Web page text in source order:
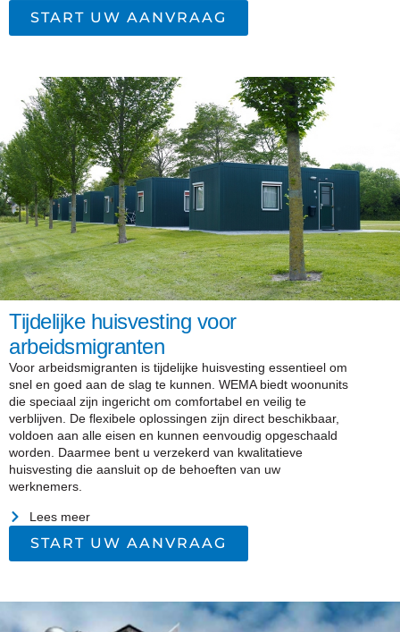
START UW AANVRAAG
Tijdelijke huisvesting voor
arbeidsmigranten
Voor arbeidsmigranten is tijdelijke huisvesting essentieel om
snel en goed aan de slag te kunnen. WEMA biedt woonunits
die speciaal zijn ingericht om comfortabel en veilig te
verblijven. De flexibele oplossingen zijn direct beschikbaar,
voldoen aan alle eisen en kunnen eenvoudig opgeschaald
worden. Daarmee bent u verzekerd van kwalitatieve
huisvesting die aansluit op de behoeften van uw
werknemers.
Lees meer
START UW AANVRAAG